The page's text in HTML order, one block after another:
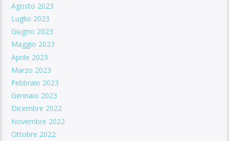
Agosto 2023
Luglio 2023
Giugno 2023
Maggio 2023
Aprile 2023
Marzo 2023
Febbraio 2023
Gennaio 2023
Dicembre 2022
Novembre 2022
Ottobre 2022